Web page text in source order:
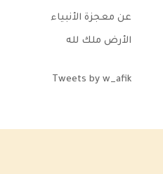
عن معجزة الأنبياء
الأرض ملك لله
Tweets by w_afik